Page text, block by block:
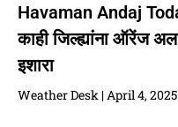
Havaman Andaj
काही जिल्ह्यांना ऑरेंज
इशारा
Weather Desk April 4, 2025